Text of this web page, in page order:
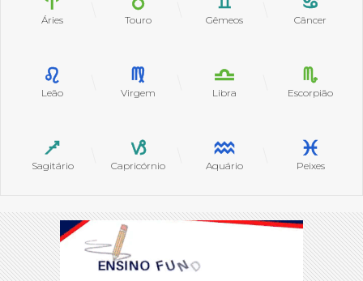
Áries Touro Gêmeos Câncer
Leão Virgem Libra Escorpião
Sagitário Capricórnio Aquário Peixes